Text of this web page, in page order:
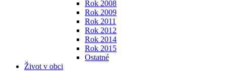
Rok 2008
Rok 2009
Rok 2011
Rok 2012
Rok 2014
Rok 2015
Ostatné
Život v obci